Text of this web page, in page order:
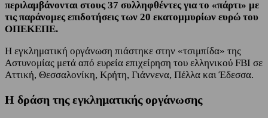
περιλαμβάνονται στους 37 συλληφθέντες για το «πάρτι» με
τις παράνομες επιδοτήσεις των 20 εκατομμυρίων ευρώ του
ΟΠΕΚΕΠΕ.
Η εγκληματική οργάνωση πιάστηκε στην «τσιμπίδα» της
Αστυνομίας μετά από ευρεία επιχείρηση του ελληνικού FBI σε
Αττική, Θεσσαλονίκη, Κρήτη, Γιάννενα, Πέλλα και Έδεσσα.
Η δράση της εγκληματικής οργάνωσης